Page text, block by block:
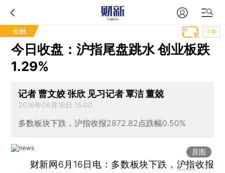
金融 T中
今日收盘：沪指尾盘跳水 创业板跌
1.29%
记者 曹文姣 张欣 见习记者 覃洁 董兢
2016年06月16日 15:00
多数板块下跌，沪指收报2872.82点跌幅0.50%
原图
财新网6月16日电：多数板块下跌， 沪指收报